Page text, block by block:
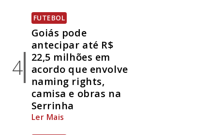
4
FUTEBOL
Goiás pode
antecipar até R$
22,5 milhões em
acordo que envolve
naming rights,
camisa e obras na
Serrinha
Ler Mais